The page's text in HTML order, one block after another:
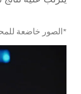
*الصور خاضعة